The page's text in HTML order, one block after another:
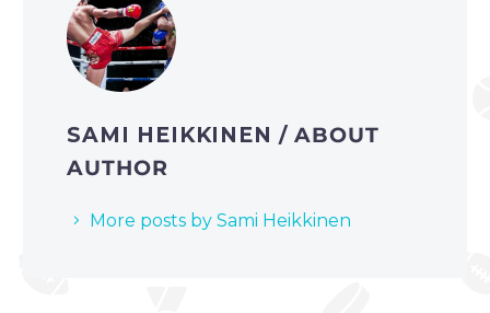
SAMI HEIKKINEN/ ABOUT
AUTHOR
More posts by Sami Heikkinen